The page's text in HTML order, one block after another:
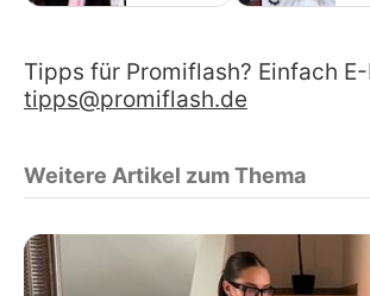
Tipps für Promiflash? Einfach
tipps@promiflash.de
Weitere Artikel zum Thema